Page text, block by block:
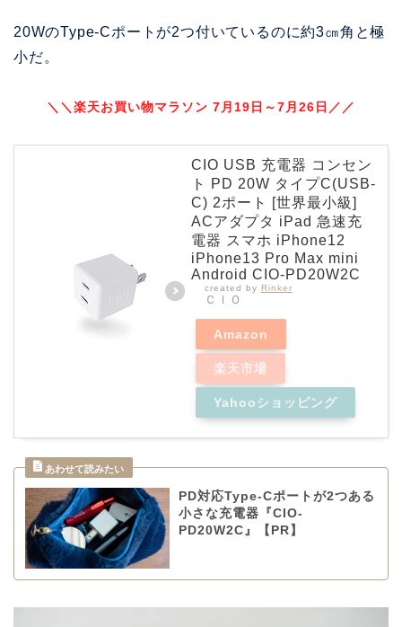
20WのType-Cポートが2つ付いているのに約3㎝角と極
小だ。
＼＼楽天お買い物マラソン 7月19日～7月26日／／
CIO USB 充電器 コンセン
ト PD 20W タイプC(USB-
C) 2ポート [世界最小級]
ACアダプタ iPad 急速充
電器 スマホ iPhone12
iPhone13 Pro Max mini
Android CIO-PD20W2C
created by Rinker
ＣＩＯ
Amazon
楽天市場
Yahooショッピング
PD対応Type-Cポートが2つある
小さな充電器『CIO-
PD20W2C』【PR】